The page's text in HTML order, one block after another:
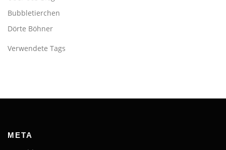
Bubbletierchen
Dörte Böhner
Verwendete Tags
META